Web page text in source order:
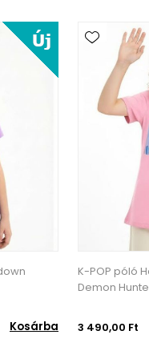
-
Kosárba
K-POP póló
3 490,00 Ft